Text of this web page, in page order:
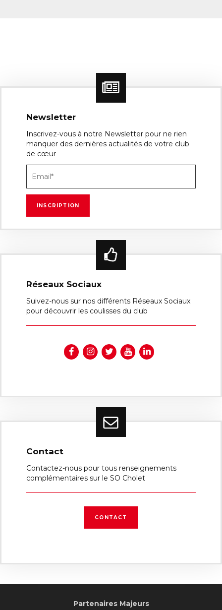
Newsletter
Inscrivez-vous à notre Newsletter pour ne rien
manquer des dernières actualités de votre club
de cœur
Réseaux Sociaux
Suivez-nous sur nos différents Réseaux Sociaux
pour découvrir les coulisses du club
Contact
Contactez-nous pour tous renseignements
complémentaires sur le SO Cholet
CONTACT
Partenaires Majeurs